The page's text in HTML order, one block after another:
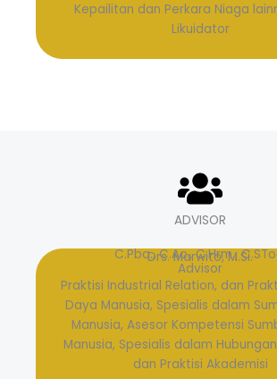
Kepailitan dan Perkara Niaga
Likuidator
ADVISOR
Drs. Marwito, M.Si.
C.Pba., C.Ac., C.Hrm.,
Advisor
Praktisi Industrial Relation, dan
Daya Manusia, Spesialis dalam
Manusia, Asesor Kompetensi
Manusia, Spesialis dalam
dan Praktisi Akademisi